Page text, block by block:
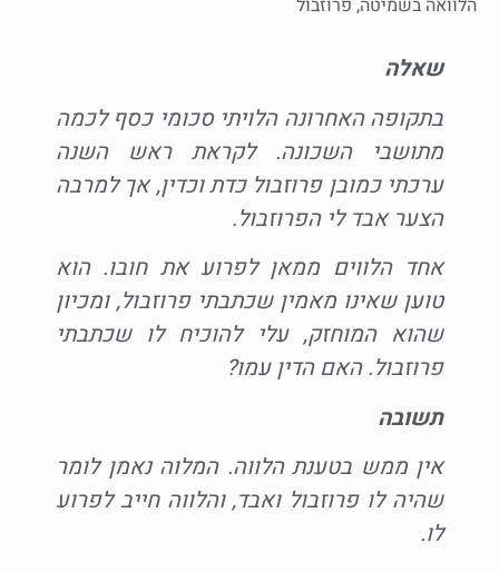
הלוואה בשמיטה, פרוזבול
שאלה
בתקופה האחרונה הלויתי סכומי כסף לכמה
מתושבי השכונה. לקראת ראש השנה
ערכתי כמובן פרוזבול כדת וכדין, אך למרבה
הצער אבד לי הפרוזבול.
אחד הלווים ממאן לפרוע את חובו. הוא
טוען שאינו מאמין שכתבתי פרוזבול, ומכיון
שהוא המוחזק, עלי להוכיח לו שכתבתי
פרוזבול. האם הדין עמו?
תשובה
אין ממש בטענת הלווה. המלוה נאמן לומר
שהיה לו פרוזבול ואבד, והלווה חייב לפרוע
לו.